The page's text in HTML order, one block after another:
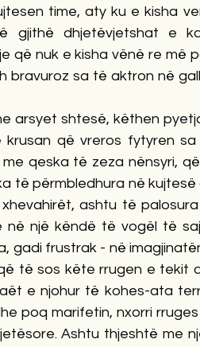
time, aty ku e kisha
gjithë dhjetëvjetshat e
që nuk e kisha vënë re më
bravuroz sa të aktron në
arsyet shtesë, këthen
që vreros fytyren
qeska të zeza nënsyri,
të përmbledhura në
ashtu të
në një këndë të vogël të
gadi frustrak - në
të sos këte rrugen e tekit
e njohur të kohes-ata
poq marifetin, nxorri
Ashtu thjeshtë me